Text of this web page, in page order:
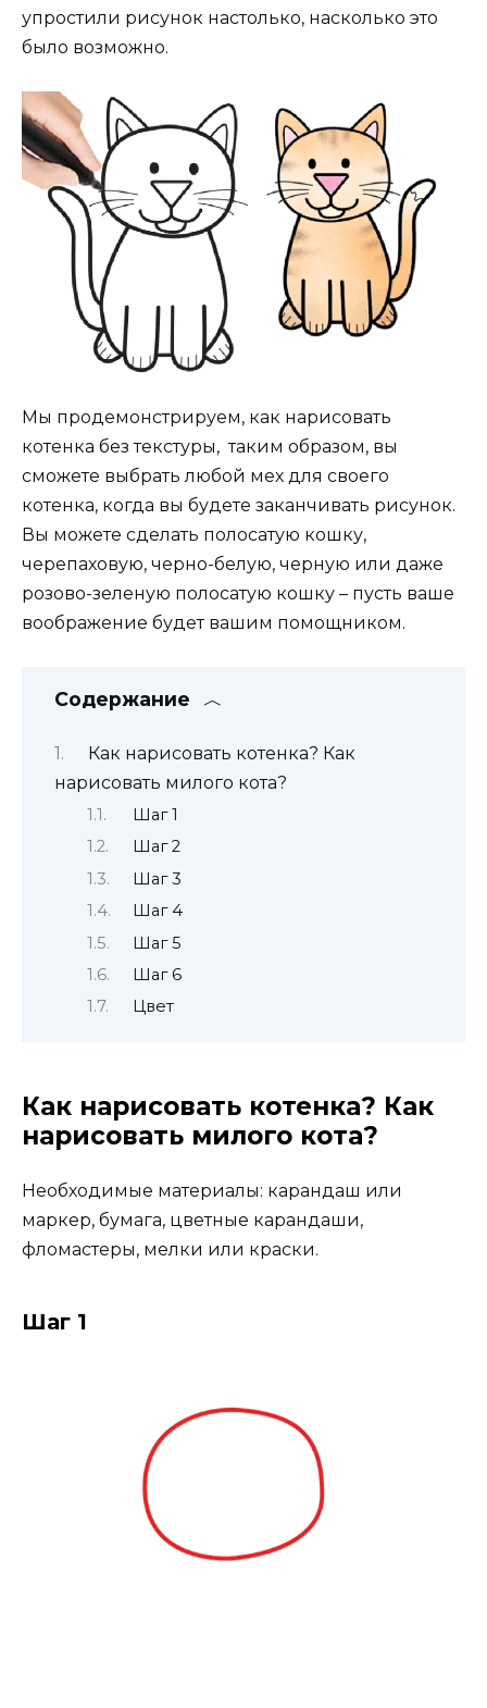
упростили рисунок настолько, насколько это
было возможно.
Мы продемонстрируем, как нарисовать
котенка без текстуры, таким образом, вы
сможете выбрать любой мех для своего
котенка, когда вы будете заканчивать рисунок.
Вы можете сделать полосатую кошку,
черепаховую, черно-белую, черную или даже
розово-зеленую полосатую кошку – пусть ваше
воображение будет вашим помощником.
Содержание
Как нарисовать котенка? Как
нарисовать милого кота?
Шаг 1
Шаг 2
Шаг 3
Шаг 4
Шаг 5
Шаг 6
Цвет
Как нарисовать котенка? Как
нарисовать милого кота?
Необходимые материалы: карандаш или
маркер, бумага, цветные карандаши,
фломастеры, мелки или краски.
Шаг 1